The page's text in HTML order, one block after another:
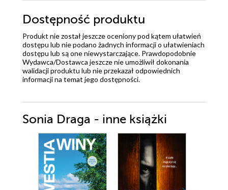
Dostępność produktu
Produkt nie został jeszcze oceniony pod kątem ułatwień
dostępu lub nie podano żadnych informacji o ułatwieniach
dostępu lub są one niewystarczające. Prawdopodobnie
Wydawca/Dostawca jeszcze nie umożliwił dokonania
walidacji produktu lub nie przekazał odpowiednich
informacji na temat jego dostępności.
Sonia Draga - inne książki